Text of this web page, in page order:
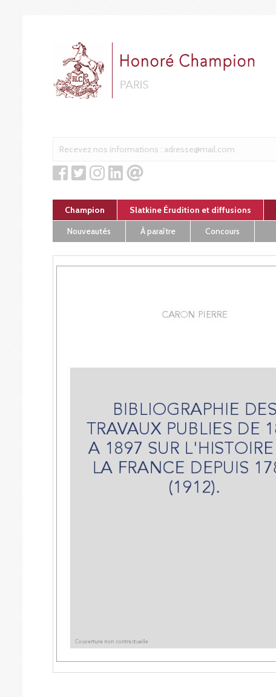
Champion Slatkine Érudition et diffusions
Nouveautés
À paraître Concours